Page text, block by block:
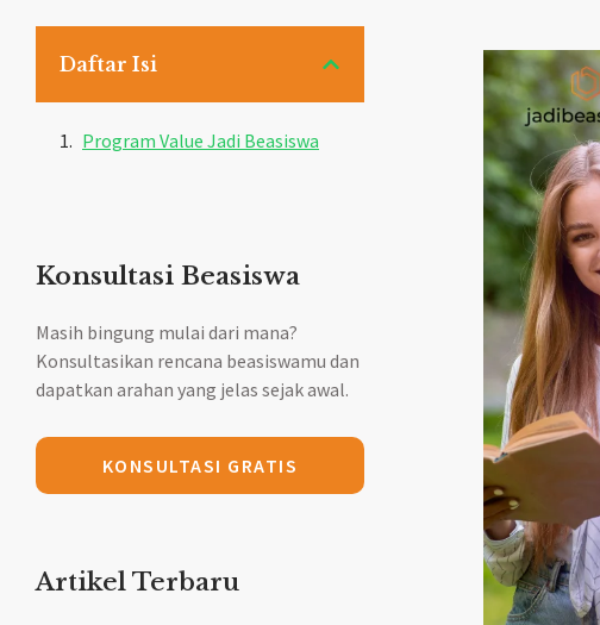
Daftar Isi
Program Value Jadi Beasiswa
Konsultasi Beasiswa
Masih bingung mulai dari mana?
Konsultasikan rencana beasiswamu dan
dapatkan arahan yang jelas sejak awal.
KONSULTASI GRATIS
Artikel Terbaru